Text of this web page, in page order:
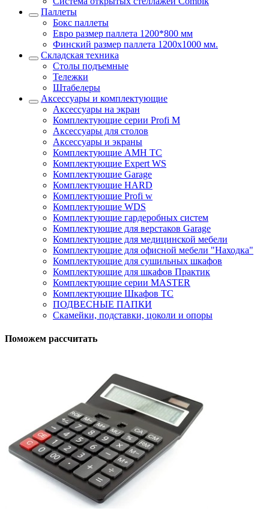
Паллеты
Бокс паллеты
Евро размер паллета 1200*800 мм
Финский размер паллета 1200х1000 мм.
Складская техника
Столы подъемные
Тележки
Штабелеры
Аксессуары и комплектующие
Аксессуары на экран
Комплектующие серии Profi M
Аксессуары для столов
Аксессуары и экраны
Комплектующие AMH TC
Комплектующие Expert WS
Комплектующие Garage
Комплектующие HARD
Комплектующие Profi w
Комплектующие WDS
Комплектующие гардеробных систем
Комплектующие для верстаков Garage
Комплектующие для медицинской мебели
Комплектующие для офисной мебели "Находка"
Комплектующие для сушильных шкафов
Комплектующие для шкафов Практик
Комплектующие серии MASTER
Комплектующие Шкафов ТС
ПОДВЕСНЫЕ ПАПКИ
Скамейки, подставки, цоколи и опоры
Поможем рассчитать